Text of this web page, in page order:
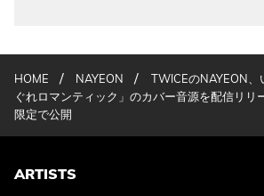
HOME / NAYEON /
TWICEのNAYEON、
ぐれロマンティック」のカバー音源を配信リリ
限定で公開
ARTISTS